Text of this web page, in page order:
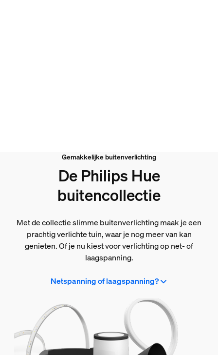
Gemakkelijke buitenverlichting
De Philips Hue
buitencollectie
Met de collectie slimme buitenverlichting maak je een
prachtig verlichte tuin, waar je nog meer van kan
genieten. Of je nu kiest voor verlichting op net- of
laagspanning.
Netspanning of laagspanning?